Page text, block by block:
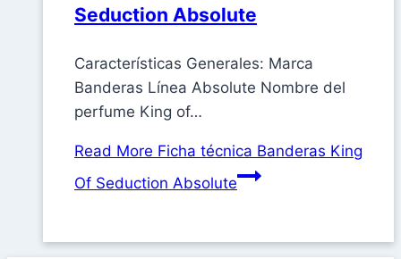
Seduction Absolute
Características Generales: Marca
Banderas Línea Absolute Nombre del
perfume King of…
Read More Ficha técnica Banderas King
Of Seduction Absolute